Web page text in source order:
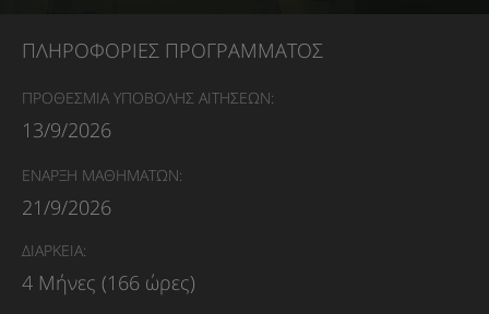
ΠΛΗΡΟΦΟΡΙΕΣ ΠΡΟΓΡΑΜΜΑΤΟΣ
ΠΡΟΘΕΣΜΙΑ ΥΠΟΒΟΛΗΣ ΑΙΤΗΣΕΩΝ:
13/9/2026
ΕΝΑΡΞΗ ΜΑΘΗΜΑΤΩΝ:
21/9/2026
ΔΙΑΡΚΕΙΑ:
4 Μήνες (166 ώρες)